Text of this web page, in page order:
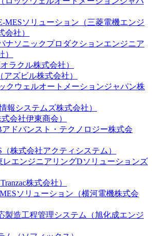
MESソリューション（三菱電機エンジ
会社）
ナソニックプロダクションエンジニア
）
ラクル株式会社）
アズビル株式会社）
クウェルオートメーションジャパン株
報システムズ株式会社）
会社伊東商会）
アドバンスト・テクノロジー株式会
株式会社アクティシステム）
レエンジニアリングDソリューションズ
株式会社）
ソリューション（横河電機株式会
製造工程管理システム（旭化成エンジ